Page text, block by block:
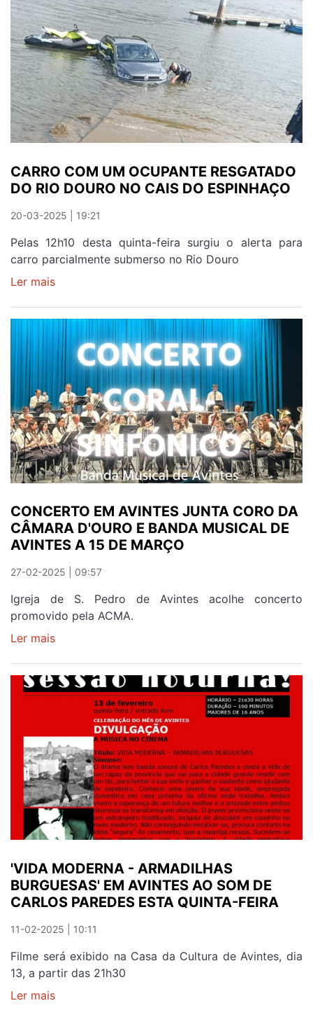
GLASS
DE
AVINTES
ESTÃO
EM
GREVE
CARRO COM UM OCUPANTE RESGATADO
DO RIO DOURO NO CAIS DO ESPINHAÇO
20-03-2025 | 19:21
Pelas 12h10 desta quinta-feira surgiu o alerta para
carro parcialmente submerso no Rio Douro
Ler mais
UM
OCUPANTE
RESGATADO
DO
RIO
DOURO
NO
CAIS
DO
ESPINHAÇO
CONCERTO EM AVINTES JUNTA CORO DA
CÂMARA D'OURO E BANDA MUSICAL DE
AVINTES A 15 DE MARÇO
27-02-2025 | 09:57
Igreja de S. Pedro de Avintes acolhe concerto
promovido pela ACMA.
Ler mais
EM
AVINTES
DA
CÂMARA
D'OURO
E
BANDA
MUSICAL
DE
A
15
DE
MARÇO
'VIDA MODERNA - ARMADILHAS
BURGUESAS' EM AVINTES AO SOM DE
CARLOS PAREDES ESTA QUINTA-FEIRA
11-02-2025 | 10:11
Filme será exibido na Casa da Cultura de Avintes, dia
13, a partir das 21h30
Ler mais